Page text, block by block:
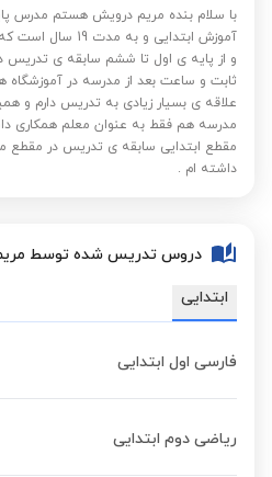
با سلام بنده مریم درویش هستم مدرس
آموزش ابتدایی و
و از پایه ی اول تا ششم سابقه ی
ثابت و ساعت بعد از مدرسه در
علاقه ی بسیار زیادی به تدریس دارم و
مدرسه هم فقط به عنوان معلم همکاری
مقطع ابتدایی سابقه ی تدریس در مقطع
داشته ام .
دروس تدریس شده توسط
ابتدایی
فارسی اول ابتدایی
ریاضی دوم ابتدایی